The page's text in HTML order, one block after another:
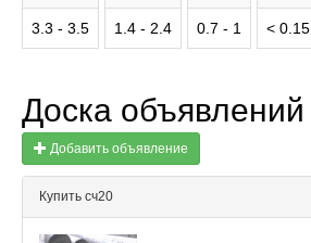
3.3 - 3.5 1.4 - 2.4 0.7 - 1 < 0.15
Доска объявлений
Добавить объявление
Купить сч20